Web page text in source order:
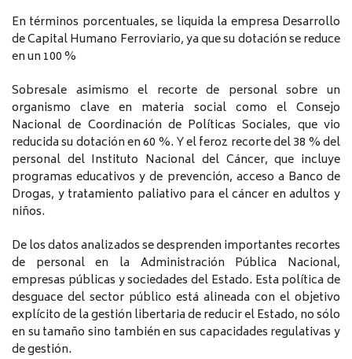
En términos porcentuales, se liquida la empresa Desarrollo
de Capital Humano Ferroviario, ya que su dotación se reduce
en un 100 %
Sobresale asimismo el recorte de personal sobre un
organismo clave en materia social como el Consejo
Nacional de Coordinación de Políticas Sociales, que vio
reducida su dotación en 60 %. Y el feroz recorte del 38 % del
personal del Instituto Nacional del Cáncer, que incluye
programas educativos y de prevención, acceso a Banco de
Drogas, y tratamiento paliativo para el cáncer en adultos y
niños.
De los datos analizados se desprenden importantes recortes
de personal en la Administración Pública Nacional,
empresas públicas y sociedades del Estado. Esta política de
desguace del sector público está alineada con el objetivo
explícito de la gestión libertaria de reducir el Estado, no sólo
en su tamaño sino también en sus capacidades regulativas y
de gestión.